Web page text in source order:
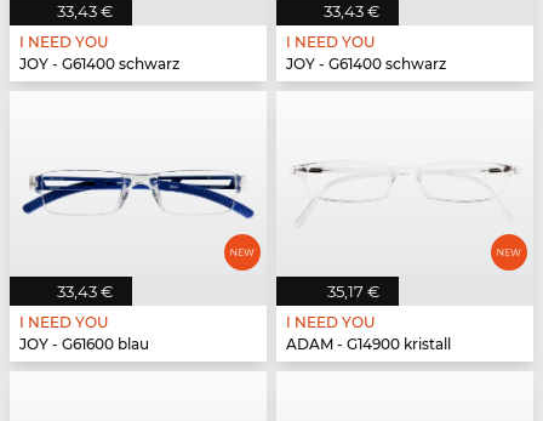
33,43 €
I NEED YOU
JOY - G61400 schwarz
33,43 €
I NEED YOU
JOY - G61400 schwarz
33,43 €
I NEED YOU
JOY - G61600 blau
35,17 €
I NEED YOU
ADAM - G14900 kristall